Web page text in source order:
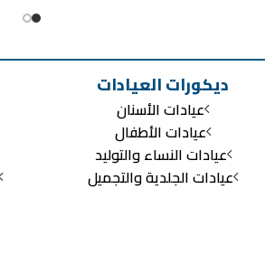
ديكورات العيادات
عيادات الأسنان
عيادات الأطفال
عيادات النساء والتوليد
عيادات الجلدية والتجميل